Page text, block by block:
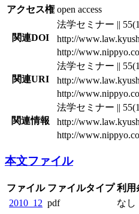
アクセス権 open access
関連DOI
法学セミナー ||
http://
http://
関連URI
法学セミナー ||
http://
http://
関連情報
法学セミナー ||
http://
http://
本文ファイル
ファイル ファイルタイプ 利用
2010_12 pdf なし